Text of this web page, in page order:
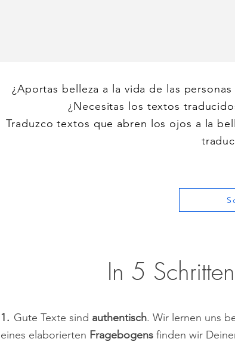
¿Aportas belleza a la vida de las
¿Necesitas los textos
Traduzco textos que abren los ojos a la
¿Aportas belleza a la vida de las
¿Necesitas los textos
In 5
1. Gute Texte sind authentisch. Wir lernen uns
eines elaborierten Fragebogens finden wir